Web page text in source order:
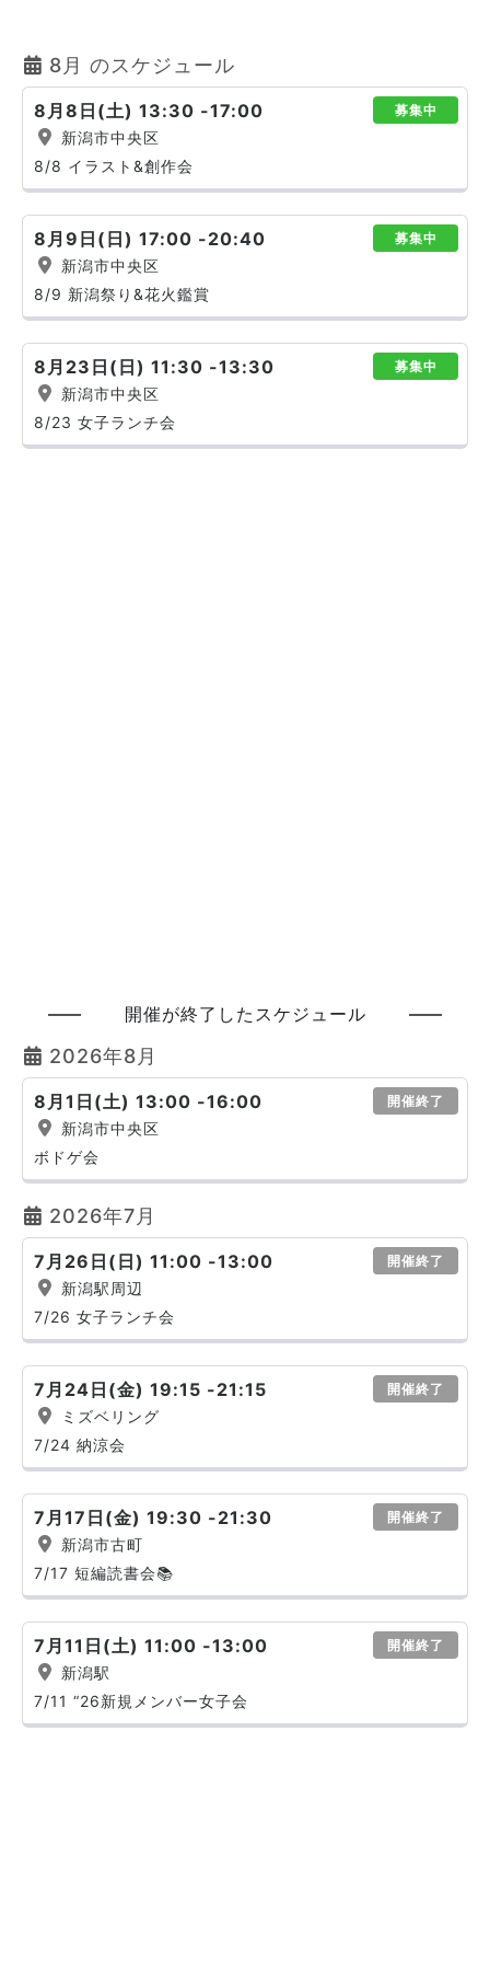
8月 のスケジュール
8月8日(土) 13:30 -17:00 募集中
新潟市中央区
8/8 イラスト&創作会
8月9日(日) 17:00 -20:40 募集中
新潟市中央区
8/9 新潟祭り&花火鑑賞
8月23日(日) 11:30 -13:30 募集中
新潟市中央区
8/23 女子ランチ会
開催が終了したスケジュール
2026年8月
8月1日(土) 13:00 -16:00 開催終了
新潟市中央区
ボドゲ会
2026年7月
7月26日(日) 11:00 -13:00 開催終了
新潟駅周辺
7/26 女子ランチ会
7月24日(金) 19:15 -21:15 開催終了
ミズベリング
7/24 納涼会
7月17日(金) 19:30 -21:30 開催終了
新潟市古町
7/17 短編読書会📚
7月11日(土) 11:00 -13:00 開催終了
新潟駅
7/11 “26新規メンバー女子会